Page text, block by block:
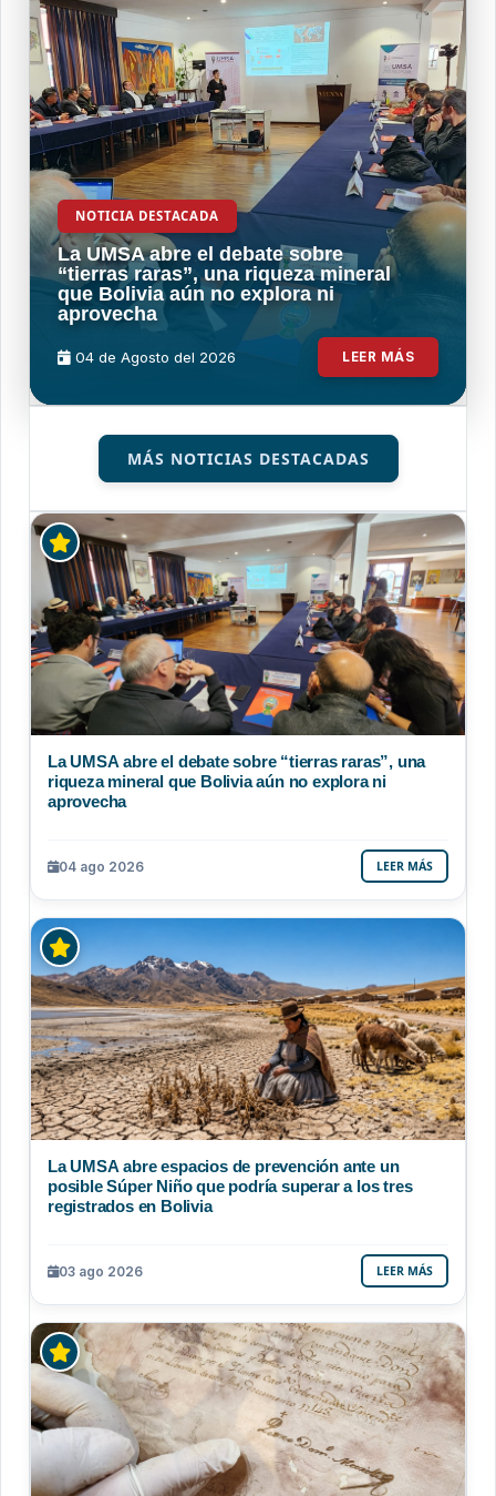
NOTICIA DESTACADA
La UMSA abre el debate sobre
“tierras raras”, una riqueza mineral
que Bolivia aún no explora ni
aprovecha
04 de Agosto del 2026 LEER MÁS
MÁS NOTICIAS DESTACADAS
La UMSA abre el debate sobre “tierras raras”, una
riqueza mineral que Bolivia aún no explora ni
aprovecha
04 ago 2026 LEER MÁS
La UMSA abre espacios de prevención ante un
posible Súper Niño que podría superar a los tres
registrados en Bolivia
03 ago 2026 LEER MÁS